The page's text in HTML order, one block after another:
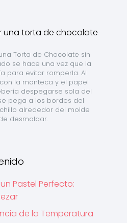
Torta de Chocolate sin
se hace una vez que la
para evitar romperla. Al
la manteca y el papel
despegarse sola del
pega a los bordes del
alrededor del molde
desmoldar.
Pastel Perfecto:
de la Temperatura